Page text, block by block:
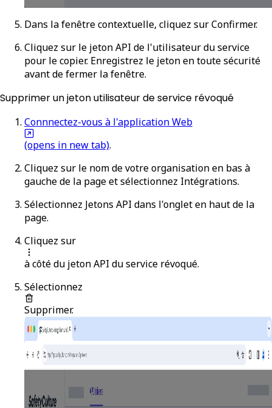
Dans la fenêtre contextuelle, cliquez surConfirmer.
Cliquez sur le jeton API de l'utilisateur du service
pour le copier. Enregistrez le jeton en toute sécurité
avant de fermer la fenêtre.
Supprimer un jeton utilisateur de service révoqué
Connnectez-vous à l'application Web
(opens in new tab).
Cliquez sur le nom de votre organisation en bas à
gauche de la page et sélectionnez Intégrations.
Sélectionnez Jetons API dans l'onglet en haut de la
page.
Cliquez sur
à côté du jeton API du service révoqué.
Sélectionnez
Supprimer.